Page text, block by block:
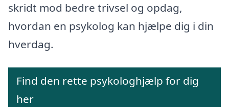
skridt mod bedre trivsel og opdag,
hvordan en psykolog kan hjælpe dig i din
hverdag.
Find den rette psykologhjælp for dig
her